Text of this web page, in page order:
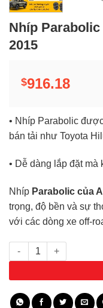
Nhíp
2015
$916.18
• Nhíp Parabolic
bán tải như Toyota
• Dễ dàng lắp đặt
Nhíp Parabolic của
trọng, độ bền và sự
với các dòng xe off-
Nhíp Parabolic cho